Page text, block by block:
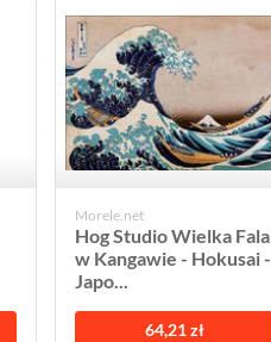
Morele.net
Hog Studio Wielka Fala
w Kangawie - Hokusai -
Japo...
64,21 zł